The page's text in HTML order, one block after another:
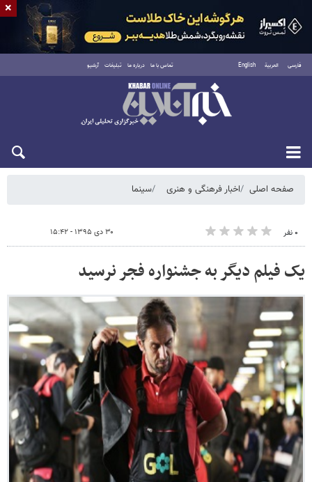
فارسی العربية English تماس با ما درباره ما تبلیغات آرشیو
شنبه ۱۷ مرداد ۱۴۰۵
صفحه اصلی اخبار فرهنگی و هنری سینما
۰ نفر ۳۰ دی ۱۳۹۵ - ۱۵:۴۲
یک فیلم دیگر به جشنواره فجر نرسید
×